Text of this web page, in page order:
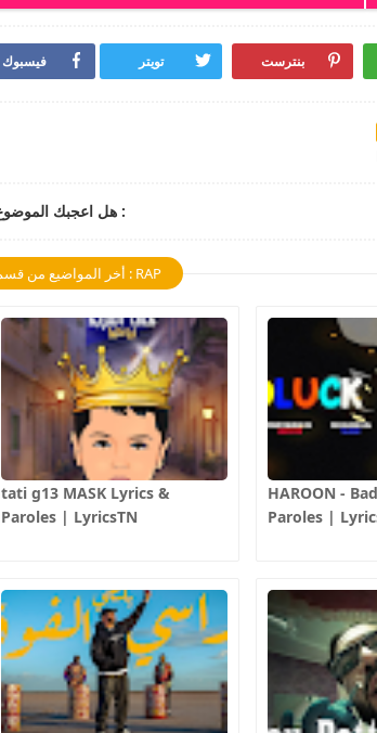
فيسبوك تويتر بنترست
هل اعجبك الموضوع :
أخر المواضيع من قسم : RAP
tati g13 MASK Lyrics &
Paroles | LyricsTN
HAROON -
Paroles |